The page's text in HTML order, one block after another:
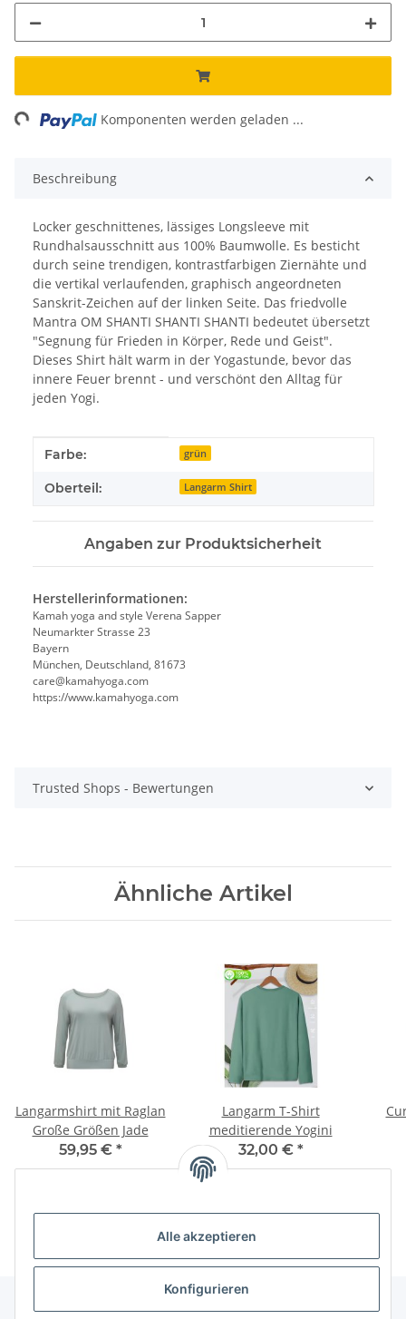
Alle akzeptieren
Konfigurieren
Komponenten werden geladen ...
Beschreibung
Locker geschnittenes, lässiges Longsleeve mit
Rundhalsausschnitt aus 100% Baumwolle. Es besticht
durch seine trendigen, kontrastfarbigen Ziernähte und
die vertikal verlaufenden, graphisch angeordneten
Sanskrit-Zeichen auf der linken Seite. Das friedvolle
Mantra OM SHANTI SHANTI SHANTI bedeutet übersetzt
"Segnung für Frieden in Körper, Rede und Geist".
Dieses Shirt hält warm in der Yogastunde, bevor das
innere Feuer brennt - und verschönt den Alltag für
jeden Yogi.
Produkteigenschaft
Wert
Farbe: grün
Oberteil: Langarm Shirt
Angaben zur Produktsicherheit
Herstellerinformationen:
Kamah yoga and style Verena Sapper
Neumarkter Strasse 23
Bayern
München, Deutschland, 81673
care@kamahyoga.com
https://www.kamahyoga.com
Trusted Shops - Bewertungen
Ähnliche Artikel
Langarmshirt mit Raglan
Große Größen Jade
59,95 € *
Langarm T-Shirt
meditierende Yogini
32,00 € *